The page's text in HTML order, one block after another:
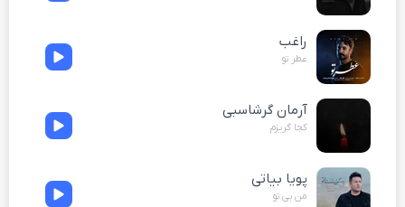
راغب
عطر تو
آرمان گرشاسبی
کجا گریزم
پویا بیاتی
من بی تو